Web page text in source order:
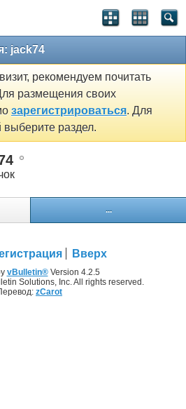
jack74
рекомендуем почитать
размещения своих
зарегистрироваться. Для
раздел.
...
Вверх
vBulletin®Version 4.2.5
Solutions, Inc. All rights reserved.
zCarot